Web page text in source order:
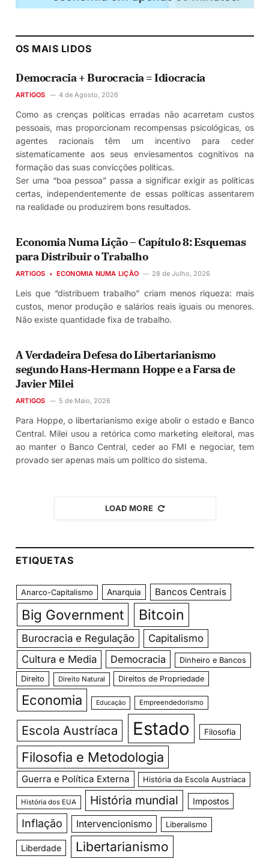
OS MAIS LIDOS
Democracia + Burocracia = Idiocracia
ARTIGOS 4 de Agosto, 2026
Como as crenças políticas erradas não acarretam custos
pessoais, mas proporcionam recompensas psicológicas, os
agentes racionais têm um incentivo para ceder
sistematicamente aos seus enviesamentos cognitivos na
formação das suas convicções políticas.
Ser uma “boa pessoa” passa a significar exigir as políticas
certas, independentemente de essas políticas assentarem
na realidade ou produzirem bons resultados.
Economia Numa Lição – Capítulo 8: Esquemas
para Distribuir o Trabalho
ARTIGOS ECONOMIA NUMA LIÇÃO 28 de Julho, 2026
Leis que “distribuem trabalho” criam menos riqueza: mais
custos, menor produção e salários reais iguais ou menores.
Não existe quantidade fixa de trabalho.
A Verdadeira Defesa do Libertarianismo
segundo Hans-Hermann Hoppe e a Farsa de
Javier Milei
ARTIGOS 5 de Maio, 2026
Para Hoppe, o libertarianismo exige abolir o estado e Banco
Central. Milei usou a retórica como marketing eleitoral, mas
ao manter o Banco Central, ceder ao FMI e negociar, tem
provado ser apenas mais um político do sistema.
LOAD MORE
ETIQUETAS
Anarco-Capitalismo Anarquia Bancos Centrais
Big Government Bitcoin
Burocracia e Regulação
Capitalismo
Cultura e Media
Democracia Dinheiro e Bancos
Direito Direito Natural Direitos de Propriedade
Economia Educação Empreendedorismo
Escola Austríaca Estado Filosofia
Filosofia e Metodologia
Guerra e Política Externa História da Escola Austríaca
História dos EUA História mundial Impostos
Inflação Intervencionismo Liberalismo
Liberdade Libertarianismo